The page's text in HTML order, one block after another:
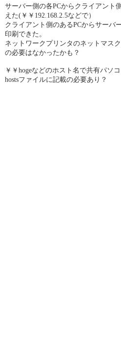
サーバー側の各PCからクライアント
えた(￥￥192.168.2.5などで）
クライアント側のあるPCからサーバ
印刷できた。
ネットワークプリンタのネットマス
の必要はなかったかも？
￥￥hogeなどのホスト名で共有パソ
hostsファイルに記載の必要あり？